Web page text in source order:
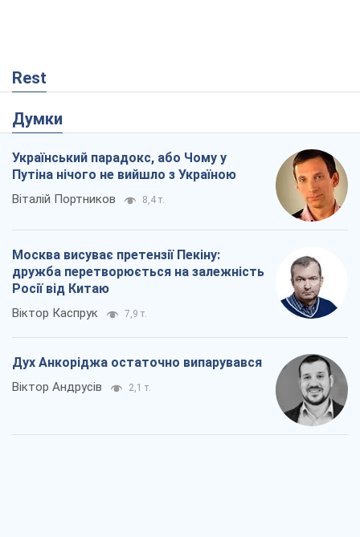
Rest
Думки
Український парадокс, або Чому у
Путіна нічого не вийшло з Україною
Віталій Портников 8,4 т.
Москва висуває претензії Пекіну:
дружба перетворюється на залежність
Росії від Китаю
Віктор Каспрук 7,9 т.
Дух Анкоріджа остаточно випарувався
Віктор Андрусів 2,1 т.